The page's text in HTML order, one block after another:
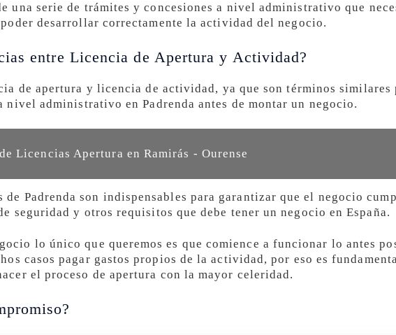
una serie de trámites y concesiones a nivel administrativo que
desarrollar correctamente la actividad del negocio.
entre Licencia de Apertura y Actividad?
de apertura y licencia de actividad, ya que son términos similares
nivel administrativo en Padrenda antes de montar un negocio.
Licencias Apertura en Ramirás - Ourense
de Padrenda son indispensables para garantizar que el negocio
seguridad y otros requisitos que debe tener un negocio en España.
lo único que queremos es que comience a funcionar lo antes
casos pagar gastos propios de la actividad, por eso es
el proceso de apertura con la mayor celeridad.